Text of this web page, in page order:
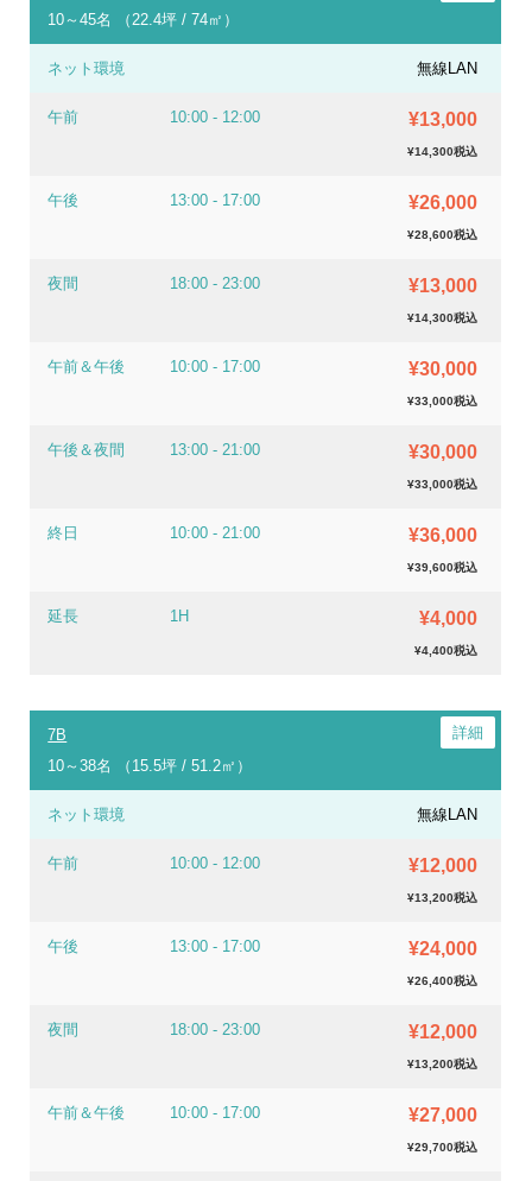
10～45名 （22.4坪 / 74㎡）
ネット環境 無線LAN
午前 10:00 - 12:00 ¥13,000
¥14,300税込
午後 13:00 - 17:00 ¥26,000
¥28,600税込
夜間 18:00 - 23:00 ¥13,000
¥14,300税込
午前＆午後 10:00 - 17:00 ¥30,000
¥33,000税込
午後＆夜間 13:00 - 21:00 ¥30,000
¥33,000税込
終日 10:00 - 21:00 ¥36,000
¥39,600税込
延長 1H ¥4,000
¥4,400税込
7B
10～38名 （15.5坪 / 51.2㎡）
ネット環境 無線LAN
午前 10:00 - 12:00 ¥12,000
¥13,200税込
午後 13:00 - 17:00 ¥24,000
¥26,400税込
夜間 18:00 - 23:00 ¥12,000
¥13,200税込
午前＆午後 10:00 - 17:00 ¥27,000
¥29,700税込